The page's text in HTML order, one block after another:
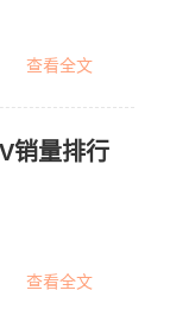
查看全文
销量排行
查看全文